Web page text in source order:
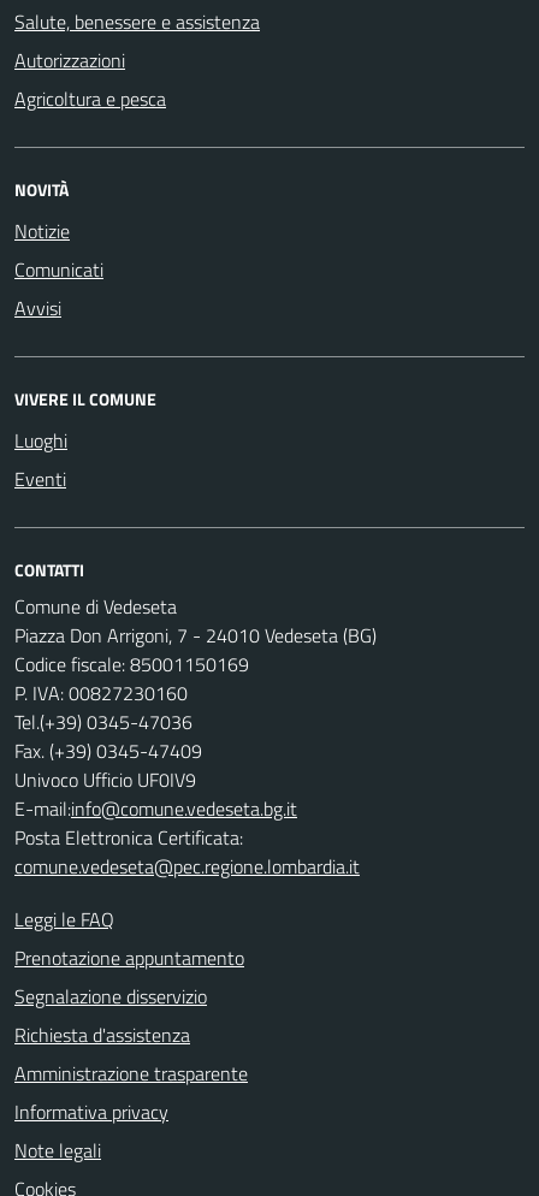
Salute, benessere e assistenza
Autorizzazioni
Agricoltura e pesca
NOVITÀ
Notizie
Comunicati
Avvisi
VIVERE IL COMUNE
Luoghi
Eventi
CONTATTI
Comune di Vedeseta
Piazza Don Arrigoni, 7 - 24010 Vedeseta (BG)
Codice fiscale: 85001150169
P. IVA: 00827230160
Tel.(+39) 0345-47036
Fax. (+39) 0345-47409
Univoco Ufficio UF0IV9
E-mail:info@comune.vedeseta.bg.it
Posta Elettronica Certificata:
comune.vedeseta@pec.regione.lombardia.it
Leggi le FAQ
Prenotazione appuntamento
Segnalazione disservizio
Richiesta d'assistenza
Amministrazione trasparente
Informativa privacy
Note legali
Cookies